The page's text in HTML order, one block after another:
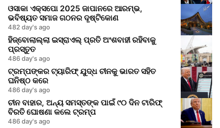
ଓସାକା ଏକ୍ସପୋ 2025 ଜାପାନରେ ଆରମ୍ଭ,
ଭବିଷ୍ୟତ ସମାଜ ଗଠନର ଦୃଷ୍ଟିକୋଣ
482 day's ago
ହିଜ୍ବୋଲାଲ୍ଲା ଇସ୍ରାଏଲ୍ ପ୍ରତି ଅଂଶବାହୀ ରହିବାକୁ
ପ୍ରସ୍ତୁତ
486 day's ago
ଟ୍ରମ୍ପଙ୍କର ଟ୍ୟାରିଫ୍‍ ଯୁଦ୍ଧ ଚୀନକୁ ଭାରତ ସହିତ
ଘନିଷ୍ଠ କରେ
486 day's ago
ଚୀନ ବାହାର, ଅନ୍ୟ ସମସ୍ତଙ୍କ ପାଇଁ ୯୦ ଦିନ ଟାରିଫ୍
ବିରତି ଘୋଷଣା କଲେ ଟ୍ରମ୍ପ
486 day's ago